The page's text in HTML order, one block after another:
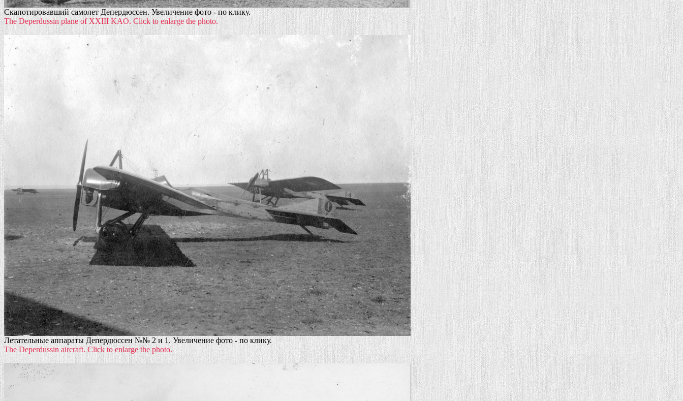
Скапотировавший самолет Депердюссен. Увеличение фото - по клику.
The Deperdussin plane of XXIII KAO. Click to enlarge the photo.
Летательные аппараты Депердюссен №№ 2 и 1. Увеличение фото - по клику.
The Deperdussin aircraft. Click to enlarge the photo.